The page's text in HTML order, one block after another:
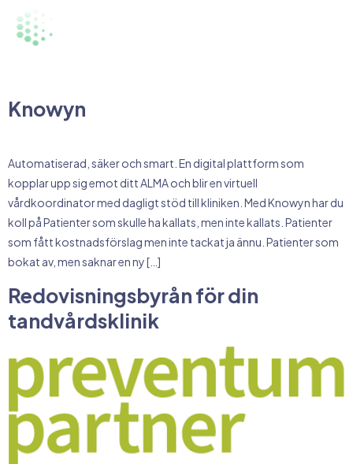
Tjänstkategori:
Knowyn
Automatiserad, säker och smart. En digital plattform som
kopplar upp sig emot ditt ALMA och blir en virtuell
vårdkoordinator med dagligt stöd till kliniken. Med Knowyn har du
koll på Patienter som skulle ha kallats, men inte kallats. Patienter
som fått kostnadsförslag men inte tackat ja ännu. Patienter som
bokat av, men saknar en ny […]
Redovisningsbyrån för din
tandvårdsklinik